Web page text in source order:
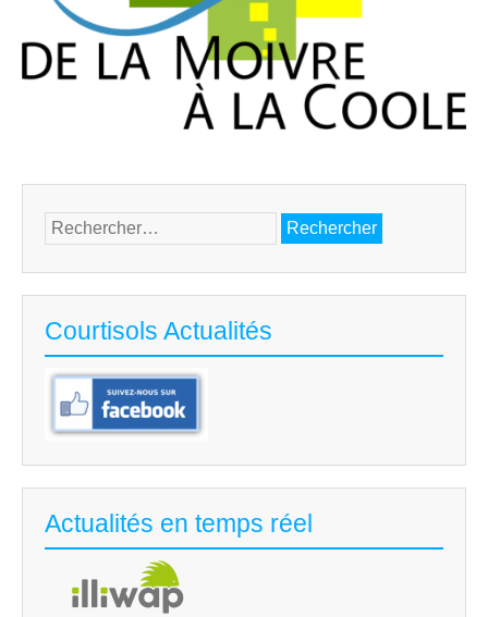
Rechercher :
Courtisols Actualités
Actualités en temps réel